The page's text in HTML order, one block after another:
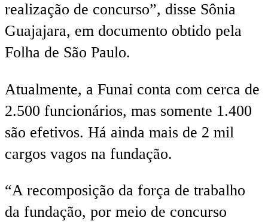
realização de concurso”, disse Sônia
Guajajara, em documento obtido pela
Folha de São Paulo.
Atualmente, a Funai conta com cerca de
2.500 funcionários, mas somente 1.400
são efetivos. Há ainda mais de 2 mil
cargos vagos na fundação.
“A recomposição da força de trabalho
da fundação, por meio de concurso